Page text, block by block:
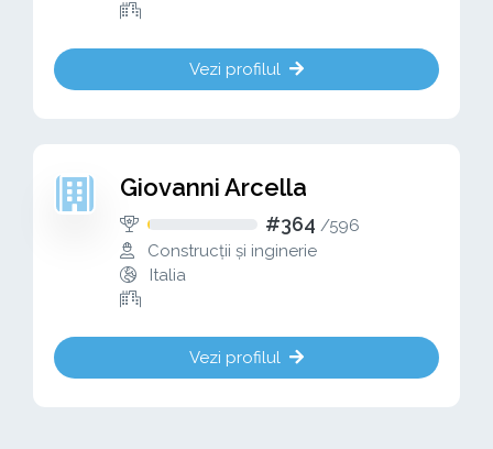
Vezi profilul
Giovanni Arcella
#364 /596
Construcții și inginerie
Italia
Vezi profilul